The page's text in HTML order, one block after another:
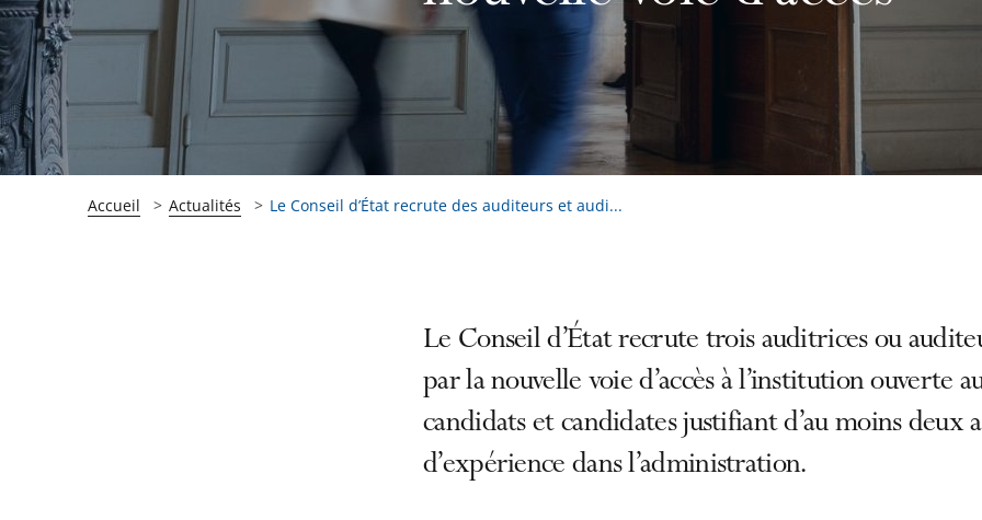
Accueil Actualités Le Conseil d’État recrute des auditeurs et audi...
Le Conseil d’État recrute trois auditrices ou
par la nouvelle voie d’accès à l’institution ouverte
candidats et candidates justifiant d’au moins deux
d’expérience dans l’administration.